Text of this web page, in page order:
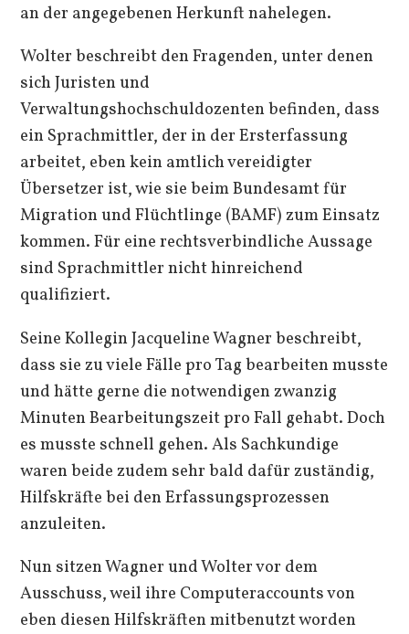
an der angegebenen Herkunft nahelegen.
Wolter beschreibt den Fragenden, unter denen
sich Juristen und
Verwaltungshochschuldozenten befinden, dass
ein Sprachmittler, der in der Ersterfassung
arbeitet, eben kein amtlich vereidigter
Übersetzer ist, wie sie beim Bundesamt für
Migration und Flüchtlinge (BAMF) zum Einsatz
kommen. Für eine rechtsverbindliche Aussage
sind Sprachmittler nicht hinreichend
qualifiziert.
Seine Kollegin Jacqueline Wagner beschreibt,
dass sie zu viele Fälle pro Tag bearbeiten musste
und hätte gerne die notwendigen zwanzig
Minuten Bearbeitungszeit pro Fall gehabt. Doch
es musste schnell gehen. Als Sachkundige
waren beide zudem sehr bald dafür zuständig,
Hilfskräfte bei den Erfassungsprozessen
anzuleiten.
Nun sitzen Wagner und Wolter vor dem
Ausschuss, weil ihre Computeraccounts von
eben diesen Hilfskräften mitbenutzt worden